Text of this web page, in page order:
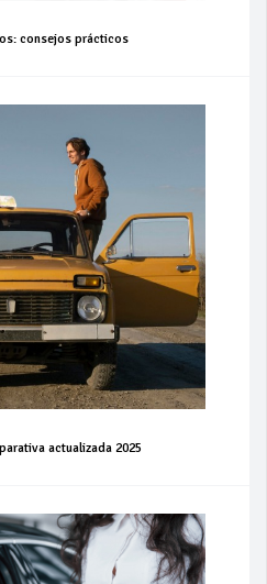
consejos prácticos
actualizada 2025